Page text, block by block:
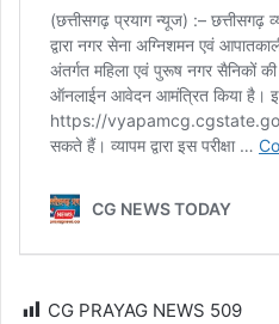
CG PRAYAG NEWS 509